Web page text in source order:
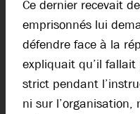
Ce dernier recevait
emprisonnés lui
défendre face à la
expliquait qu’il fallait
strict pendant
ni sur